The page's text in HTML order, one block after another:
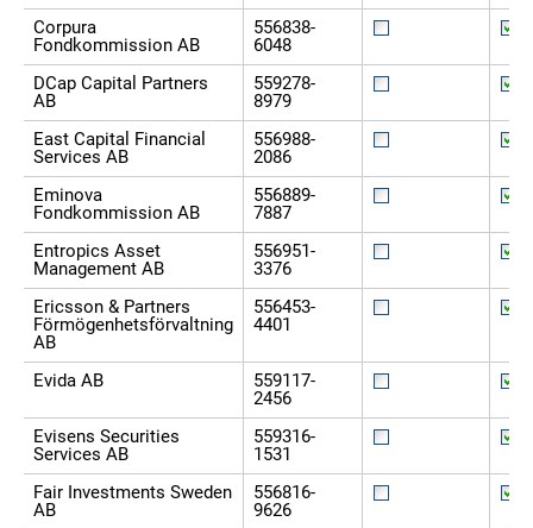
Corpura
Fondkommission AB
556838-
6048
DCap Capital Partners
AB
559278-
8979
East Capital Financial
Services AB
556988-
2086
Eminova
Fondkommission AB
556889-
7887
Entropics Asset
Management AB
556951-
3376
Ericsson & Partners
Förmögenhetsförvaltning
AB
556453-
4401
Evida AB
559117-
2456
Evisens Securities
Services AB
559316-
1531
Fair Investments Sweden
AB
556816-
9626